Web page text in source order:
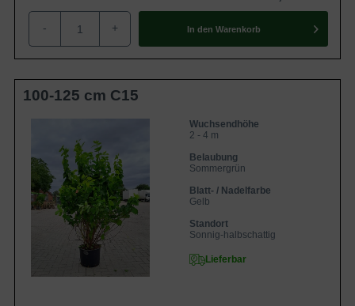
- + In den Warenkorb
100-125 cm C15
Wuchsendhöhe
2 - 4 m
Belaubung
Sommergrün
Blatt- / Nadelfarbe
Gelb
Standort
Sonnig-halbschattig
Lieferbar